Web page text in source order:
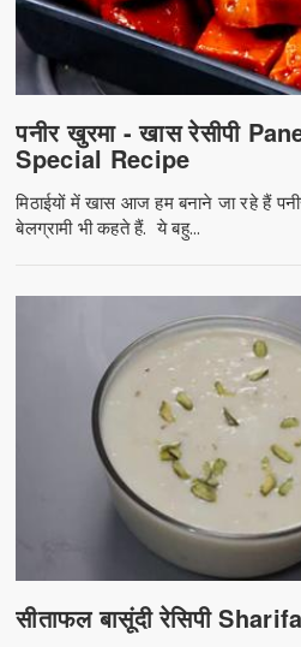
पनीर खुरमा - खास रेसीपी
Special Recipe
मिठाईयों में खास आज हम बनाने जा रहे हैं
बेलग्रामी भी कहते हैं. ये बहु...
सीताफल बासूंदी रेसिपी